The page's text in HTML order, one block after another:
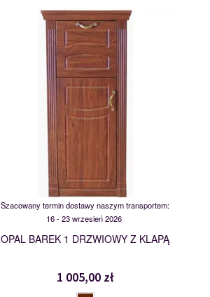
KD1+1
103273
Szacowany termin dostawy naszym transportem:
16 - 23 wrzesień 2026
OPAL BAREK 1 DRZWIOWY Z KLAPĄ
1 005,00 zł